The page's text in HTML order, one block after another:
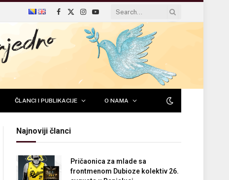
Facebook
X
(Twitter)
Instagram
YouTube
ČLANCI I PUBLIKACIJE O NAMA
Najnoviji članci
Pričaonica za mlade sa
frontmenom Dubioze kolektiv 26.